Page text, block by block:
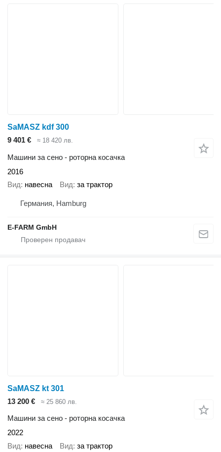
SaMASZ kdf 300
9 401 €
≈ 18 420 лв.
Машини за сено - роторна косачка
2016
Вид навесна Вид за трактор
Германия, Hamburg
E-FARM GmbH
SaMASZ kt 301
13 200 €
≈ 25 860 лв.
Машини за сено - роторна косачка
2022
Вид навесна Вид за трактор